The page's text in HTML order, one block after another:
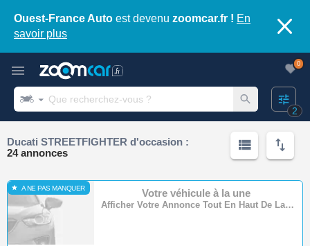
Ouest-France Auto est devenu zoomcar.fr ! En
savoir plus
2
0
Ducati STREETFIGHTER d'occasion :
24 annonces
A NE PAS MANQUER Votre véhicule à la une
Afficher Votre Annonce Tout En Haut De La Page